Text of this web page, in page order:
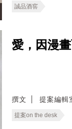
誠品酒窖
愛，因漫
撰文 提案編輯
提案on the desk